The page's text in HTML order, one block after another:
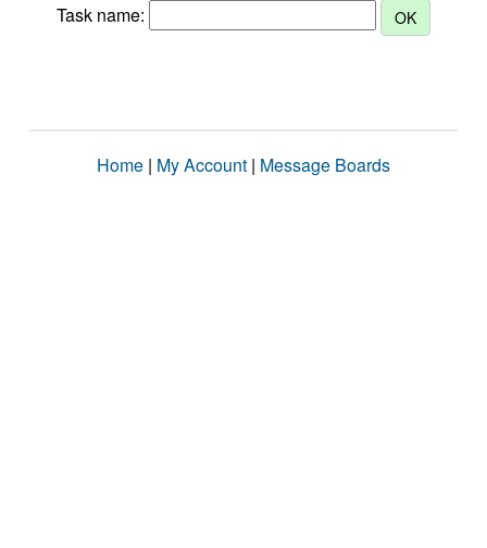
Task name:
Home | My Account | Message Boards